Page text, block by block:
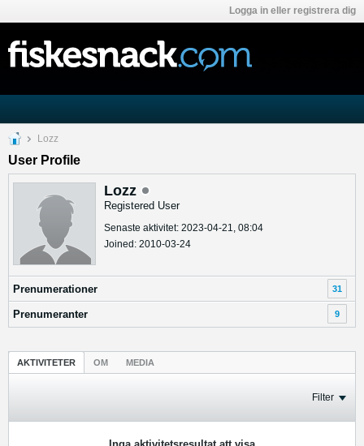
Logga in eller registrera dig
Lozz
User Profile
Lozz
Registered User
Senaste aktivitet: 2023-04-21, 08:04
Joined: 2010-03-24
Prenumerationer 31
Prenumeranter 9
AKTIVITETER OM MEDIA
Filter